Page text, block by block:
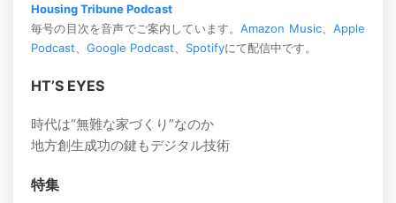
Housing Tribune Podcast
毎号の目次を音声でご案内しています。Amazon Music、Apple
Podcast
Google Podcast Spotifyにて配信中です。
HT’S EYES
時代は“無難な家づくり”なのか
地方創生成功の鍵もデジタル技術
特集